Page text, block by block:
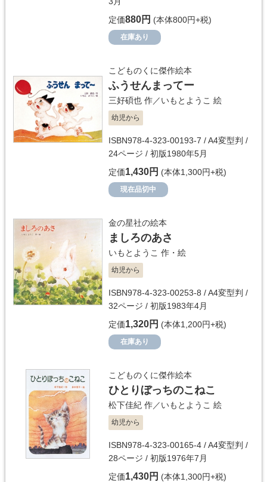
定価880円 (本体800円+税)
在庫あり
こどものくに傑作絵本
ふうせんまってー
三好碩也 作／いもとようこ 絵
幼児から
ISBN978-4-323-00193-7 / A4変型判 /
24ページ / 初版1980年5月
定価1,430円 (本体1,300円+税)
現在品切中
金の星社の絵本
ましろのあさ
いもとようこ 作・絵
幼児から
ISBN978-4-323-00253-8 / A4変型判 /
32ページ / 初版1983年4月
定価1,320円 (本体1,200円+税)
在庫あり
こどものくに傑作絵本
ひとりぼっちのこねこ
松下佳紀 作／いもとようこ 絵
幼児から
ISBN978-4-323-00165-4 / A4変型判 /
28ページ / 初版1976年7月
定価1,430円 (本体1,300円+税)